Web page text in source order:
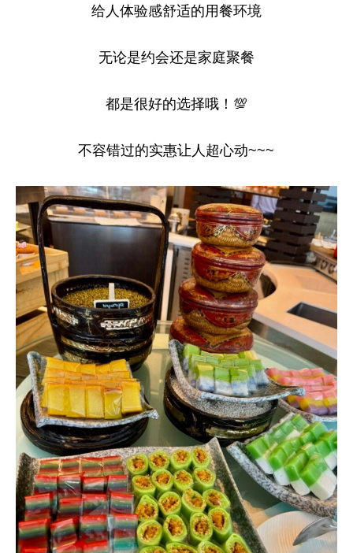
给人体验感舒适的用餐环境
无论是约会还是家庭聚餐
都是很好的选择哦！💯
不容错过的实惠让人超心动~~~